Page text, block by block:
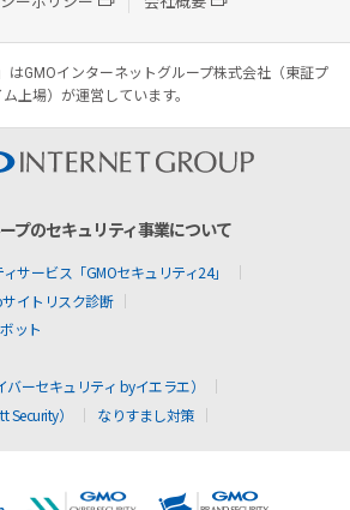
はGMOインターネットグループ株式会社（東証プ
ム上場）が運営しています。
プのセキュリティ事業について
サービス「GMOセキュリティ24」
イトリスク診断
ット
ーセキュリティ byイエラエ）
）
なりすまし対策